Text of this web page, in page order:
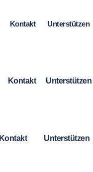
Kontakt Unterstützen
Kontakt Unterstützen
Kontakt Unterstützen